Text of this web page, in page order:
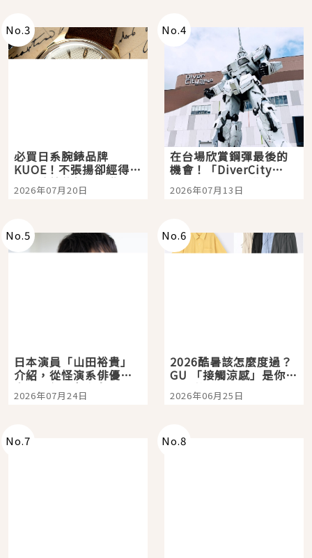
No.3
必買日系腕錶品牌
KUOE！不張揚卻經得起
時間洗鍊的經典之作五
選
2026年07月20日
No.4
在台場欣賞鋼彈最後的
機會！「DiverCity
Tokyo Plaza」搭船、
購物、美食及夜景，一
2026年07月13日
No.5
日本演員「山田裕貴」
介紹，從怪演系俳優走
向國民級日劇主角
2026年07月24日
No.6
2026酷暑該怎麼度過？
GU 「接觸涼感」是你的
夏日救星
2026年06月25日
No.7 No.8